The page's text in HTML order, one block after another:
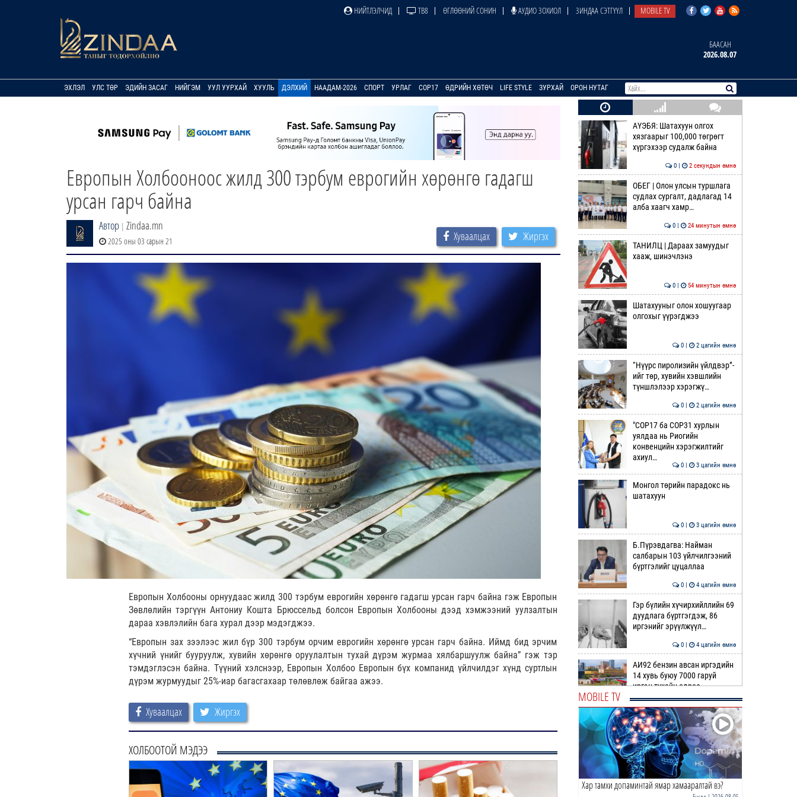
НИЙТЛЭЛЧИД ТВ8 ӨГЛӨӨНИЙ СОНИН АУДИО ЗОХИОЛ ЗИНДАА СЭТГҮҮЛ MOBILE TV
БААСАН
2026.08.07
ЭХЛЭЛ УЛС ТӨР ЭДИЙН ЗАСАГ НИЙГЭМ УУЛ УУРХАЙ ХУУЛЬ ДЭЛХИЙ НААДАМ-2026 СПОРТ УРЛАГ COP17 ӨДРИЙН ХӨТӨЧ LIFE STYLE ЗУРХАЙ ОРОН НУТАГ
Европын Холбооноос жилд 300 тэрбум еврогийн хөрөнгө гадагш
урсан гарч байна
Автор | Zindaa.mn
2025 оны 03 сарын 21 Хуваалцах Жиргэх
Европын Холбооны орнуудаас жилд 300 тэрбум еврогийн хөрөнгө гадагш урсан гарч байна гэж Европын
Зөвлөлийн тэргүүн Антониу Кошта Брюссельд болсон Европын Холбооны дээд хэмжээний уулзалтын
дараа хэвлэлийн бага хурал дээр мэдэгджээ.
“Европын зах зээлээс жил бүр 300 тэрбум орчим еврогийн хөрөнгө урсан гарч байна. Иймд бид эрчим
хүчний үнийг бууруулж, хувийн хөрөнгө оруулалтын тухай дүрэм журмаа хялбаршуулж байна” гэж тэр
тэмдэглэсэн байна. Түүний хэлснээр, Европын Холбоо Европын бүх компанид үйлчилдэг хүнд суртлын
дүрэм журмуудыг 25%-иар багасгахаар төлөвлөж байгаа ажээ.
Хуваалцах Жиргэх
ХОЛБООТОЙ МЭДЭЭ
АҮЭБЯ: Шатахуун олгох
хязгаарыг 100,000 төгрөгт
хүргэхээр судалж байна
0 | 2 секундын өмнө
ОБЕГ | Олон улсын туршлага
судлах сургалт, дадлагад 14
алба хаагч хамр…
0 | 24 минутын өмнө
ТАНИЛЦ | Дараах замуудыг
хааж, шинэчлэнэ
0 | 54 минутын өмнө
Шатахууныг олон хошуугаар
олгохыг үүрэгджээ
0 | 2 цагийн өмнө
“Нүүрс пиролизийн үйлдвэр”-
ийг төр, хувийн хэвшлийн
түншлэлээр хэрэгжү…
0 | 2 цагийн өмнө
"COP17 ба COP31 хурлын
уялдаа нь Риогийн
конвенцийн хэрэгжилтийг
ахиул…
0 | 3 цагийн өмнө
Монгол төрийн парадокс нь
шатахуун
0 | 3 цагийн өмнө
Б.Пүрэвдагва: Найман
салбарын 103 үйлчилгээний
бүртгэлийг цуцаллаа
0 | 4 цагийн өмнө
Гэр бүлийн хүчирхийллийн 69
дуудлага бүртгэгдэж, 86
иргэнийг эрүүлжүүл…
0 | 4 цагийн өмнө
АИ92 бензин авсан иргэдийн
14 хувь буюу 7000 гаруй
иргэн тухайн өдрөө …
Жолоодох эрхгүй үедээ
согтуугаар тээврийн хэрэгсэл
жолоодсон 7 гэмт хэ…
0 | 5 цагийн өмнө
Ноцтой зөрчил гаргасан
MOBILE TV
Хар тамхи допаминтай ямар хамааралтай вэ?